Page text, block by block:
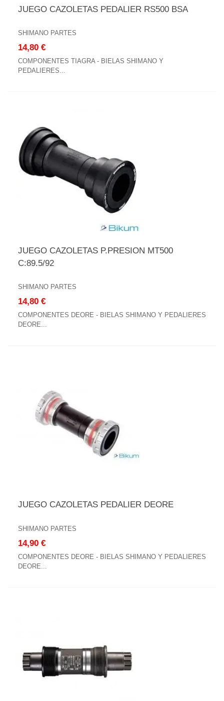
JUEGO CAZOLETAS PEDALIER RS500 BSA
SHIMANO PARTES
14,80 €
COMPONENTES TIAGRA - BIELAS SHIMANO Y
PEDALIERES...
JUEGO CAZOLETAS P.PRESION MT500
C:89.5/92
SHIMANO PARTES
14,80 €
COMPONENTES DEORE - BIELAS SHIMANO Y PEDALIERES
DEORE...
JUEGO CAZOLETAS PEDALIER DEORE
SHIMANO PARTES
14,90 €
COMPONENTES DEORE - BIELAS SHIMANO Y PEDALIERES
DEORE...